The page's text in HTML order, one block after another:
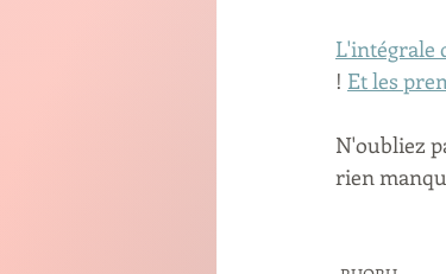
L'intégrale
! Et les
N'oubliez
rien